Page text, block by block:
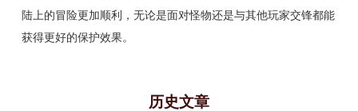
陆上的冒险更加顺利，无论是面对怪物还是与其他玩家交锋都能
获得更好的保护效果。
历史文章